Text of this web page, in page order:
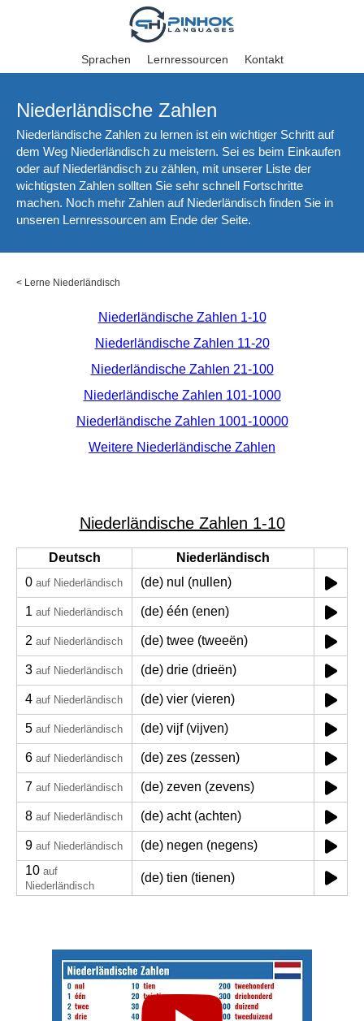
Sprachen Lernressourcen Kontakt
Niederländische Zahlen
Niederländische Zahlen zu lernen ist ein wichtiger Schritt auf
dem Weg Niederländisch zu meistern. Sei es beim Einkaufen
oder auf Niederländisch zu zählen, mit unserer Liste der
wichtigsten Zahlen sollten Sie sehr schnell Fortschritte
machen. Noch mehr Zahlen auf Niederländisch finden Sie in
unseren Lernressourcen am Ende der Seite.
< Lerne Niederländisch
Niederländische Zahlen 1-10
Niederländische Zahlen 11-20
Niederländische Zahlen 21-100
Niederländische Zahlen 101-1000
Niederländische Zahlen 1001-10000
Weitere Niederländische Zahlen
Niederländische Zahlen 1-10
Deutsch
Niederländisch
0 auf Niederländisch (de) nul (nullen)
1 auf Niederländisch (de) één (enen)
2 auf Niederländisch (de) twee (tweeën)
3 auf Niederländisch (de) drie (drieën)
4 auf Niederländisch (de) vier (vieren)
5 auf Niederländisch (de) vijf (vijven)
6 auf Niederländisch (de) zes (zessen)
7 auf Niederländisch (de) zeven (zevens)
8 auf Niederländisch (de) acht (achten)
9 auf Niederländisch
(de) negen (negens)
10 auf
Niederländisch
(de) tien (tienen)